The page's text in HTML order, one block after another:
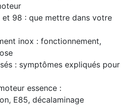
et 98 : que mettre dans votre
inox : fonctionnement,
: symptômes expliqués pour
essence :
E85, décalaminage